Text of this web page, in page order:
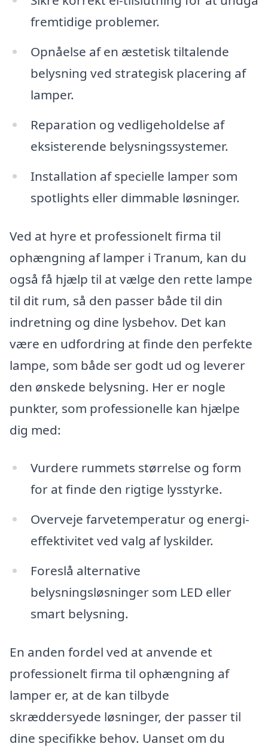
fremtidige problemer.
Opnåelse af en æstetisk tiltalende
belysning ved strategisk placering af
lamper.
Reparation og vedligeholdelse af
eksisterende belysningssystemer.
Installation af specielle lamper som
spotlights eller dimmable løsninger.
Ved at hyre et professionelt firma til
ophængning af lamper i Tranum, kan du
også få hjælp til at vælge den rette lampe
til dit rum, så den passer både til din
indretning og dine lysbehov. Det kan
være en udfordring at finde den perfekte
lampe, som både ser godt ud og leverer
den ønskede belysning. Her er nogle
punkter, som professionelle kan hjælpe
dig med:
Vurdere rummets størrelse og form
for at finde den rigtige lysstyrke.
Overveje farvetemperatur og energi-
effektivitet ved valg af lyskilder.
Foreslå alternative
belysningsløsninger som LED eller
smart belysning.
En anden fordel ved at anvende et
professionelt firma til ophængning af
lamper er, at de kan tilbyde
skræddersyede løsninger, der passer til
dine specifikke behov. Uanset om du